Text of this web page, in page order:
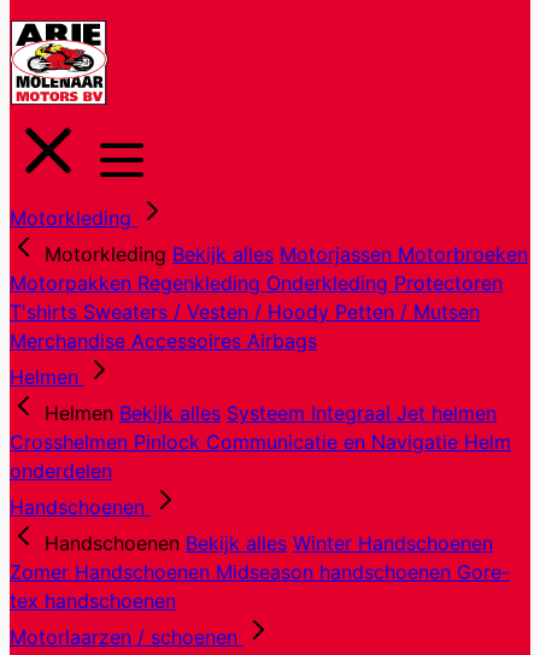
inhoud
Motorkleding
Motorkleding Bekijk alles Motorjassen Motorbroeken
Motorpakken Regenkleding Onderkleding Protectoren
T'shirts Sweaters / Vesten / Hoody Petten / Mutsen
Merchandise Accessoires Airbags
Helmen
Helmen Bekijk alles Systeem Integraal Jet helmen
Crosshelmen Pinlock Communicatie en Navigatie Helm
onderdelen
Handschoenen
Handschoenen Bekijk alles Winter Handschoenen
Zomer Handschoenen Midseason handschoenen Gore-
tex handschoenen
Motorlaarzen / schoenen